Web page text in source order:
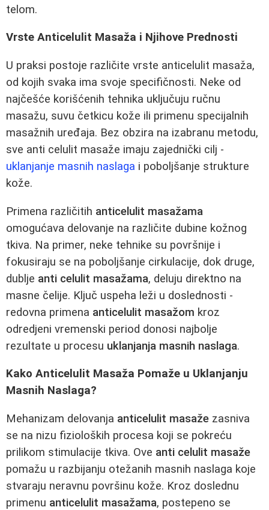
telom.
Vrste Anticelulit Masaža i Njihove Prednosti
U praksi postoje različite vrste anticelulit masaža,
od kojih svaka ima svoje specifičnosti. Neke od
najčešće korišćenih tehnika uključuju ručnu
masažu, suvu četkicu kože ili primenu specijalnih
masažnih uređaja. Bez obzira na izabranu metodu,
sve anti celulit masaže imaju zajednički cilj -
uklanjanje masnih naslaga i poboljšanje strukture
kože.
Primena različitih anticelulit masažama
omogućava delovanje na različite dubine kožnog
tkiva. Na primer, neke tehnike su površnije i
fokusiraju se na poboljšanje cirkulacije, dok druge,
dublje anti celulit masažama, deluju direktno na
masne čelije. Ključ uspeha leži u doslednosti -
redovna primena anticelulit masažom kroz
odredjeni vremenski period donosi najbolje
rezultate u procesu uklanjanja masnih naslaga.
Kako Anticelulit Masaža Pomaže u Uklanjanju
Masnih Naslaga?
Mehanizam delovanja anticelulit masaže zasniva
se na nizu fizioloških procesa koji se pokreću
prilikom stimulacije tkiva. Ove anti celulit masaže
pomažu u razbijanju otežanih masnih naslaga koje
stvaraju neravnu površinu kože. Kroz doslednu
primenu anticelulit masažama, postepeno se